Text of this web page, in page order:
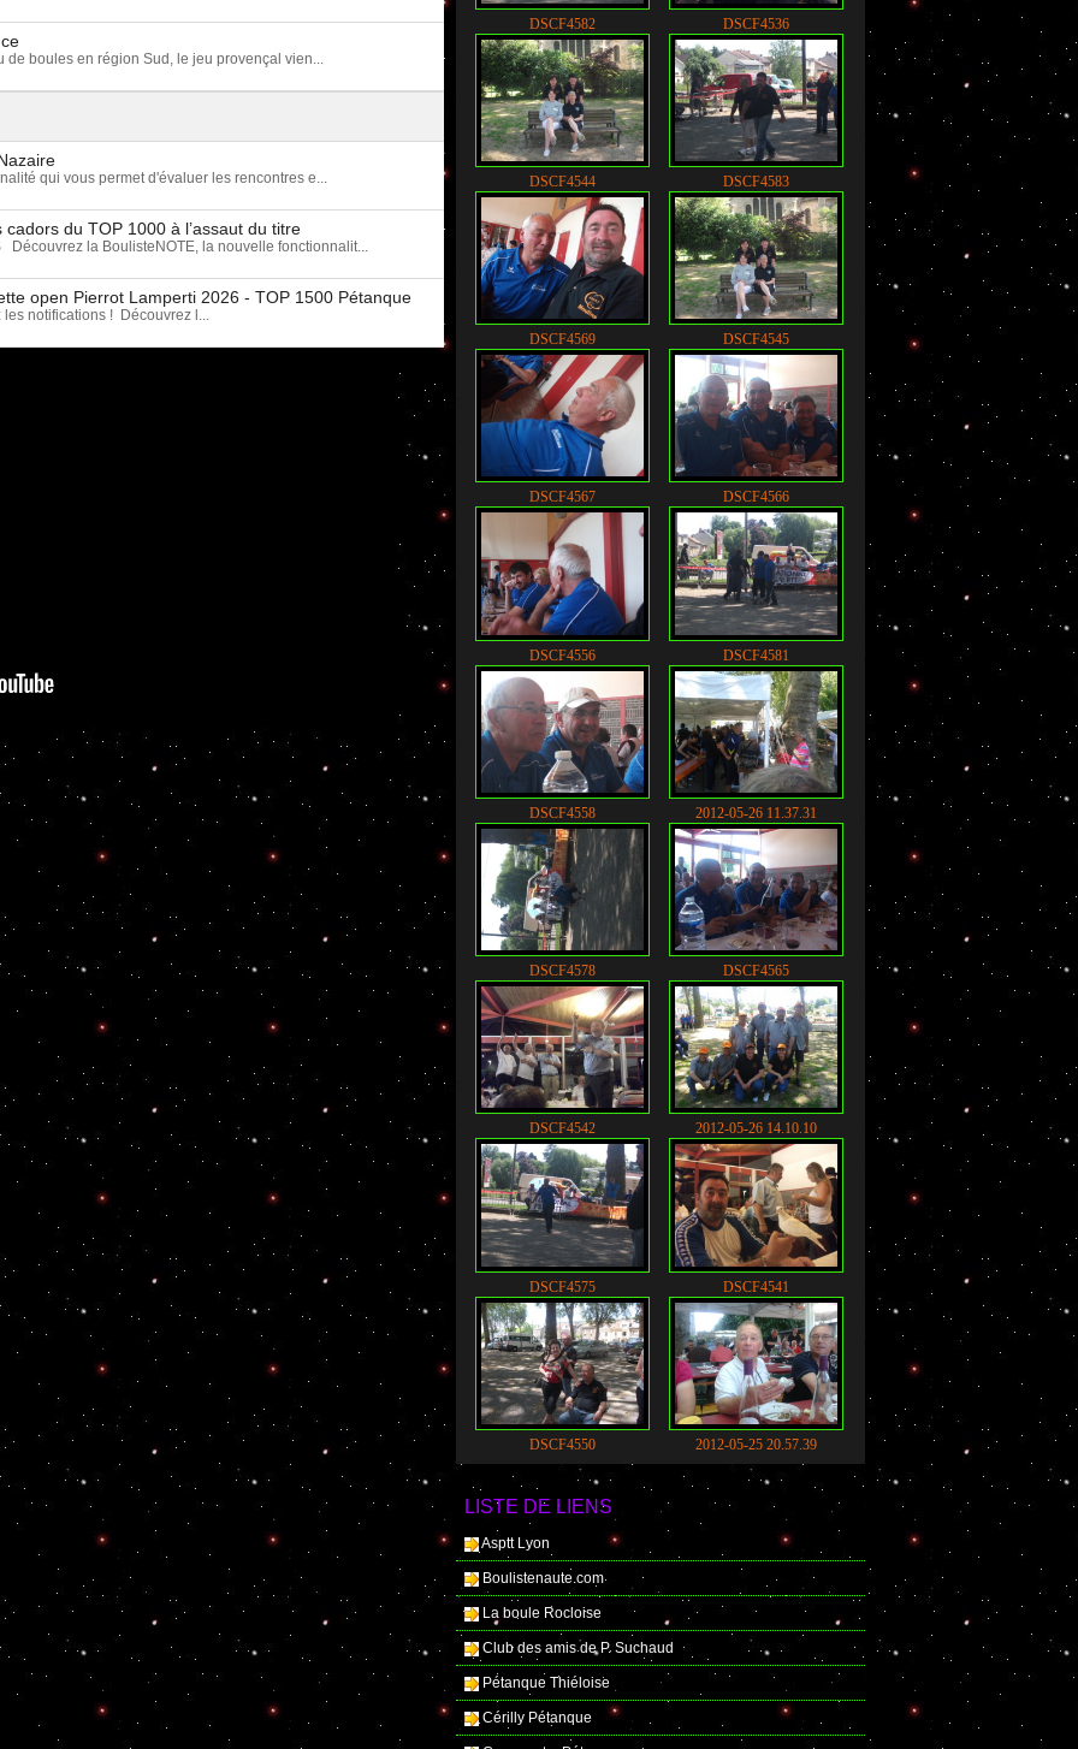
boules en région Sud, le jeu provençal vien...
qui vous permet d'évaluer les rencontres e...
du TOP 1000 à l’assaut du titre
Découvrez la BoulisteNOTE, la nouvelle fonctionnalit...
open Pierrot Lamperti 2026 - TOP 1500 Pétanque
notifications ! Découvrez l...
DSCF4582 DSCF4536
DSCF4544 DSCF4583
DSCF4569 DSCF4545
DSCF4567 DSCF4566
DSCF4556 DSCF4581
DSCF4558 2012-05-26 11.37.31
DSCF4578 DSCF4565
DSCF4542 2012-05-26 14.10.10
DSCF4575 DSCF4541
DSCF4550 2012-05-25 20.57.39
LISTE DE LIENS
Asptt Lyon
Boulistenaute.com
La boule Rocloise
Club des amis de P. Suchaud
Pétanque Thiéloise
Cérilly Pétanque